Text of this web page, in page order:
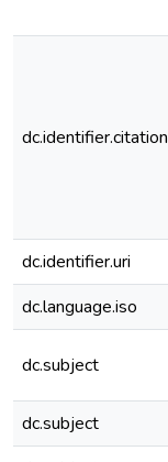
dc.identifier.citation
dc.identifier.uri
dc.language.iso
dc.subject
dc.subject